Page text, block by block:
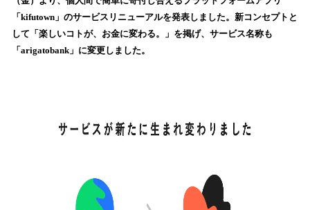
を
読
込
「kifutown」のサービスリニューアルを発表しました。新コンセプトと
して「楽しいコトが、お金に変わる。」を掲げ、サービス名称も
「arigatobank」に変更しました。